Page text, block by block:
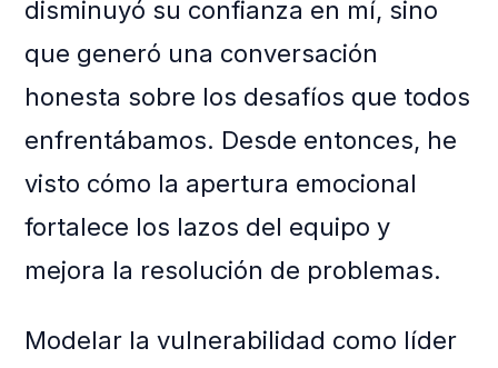
disminuyó su confianza en mí, sino
que generó una conversación
honesta sobre los desafíos que todos
enfrentábamos. Desde entonces, he
visto cómo la apertura emocional
fortalece los lazos del equipo y
mejora la resolución de problemas.
Modelar la vulnerabilidad como líder